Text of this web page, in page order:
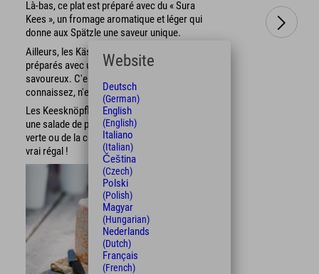
Là-bas, ce plat est préparé avec du « Sura
Kees », un fromage aromatique et léger qui
donne aux Spätzle une saveur unique.
Ailleurs, les Kässpätzle sont généralement
préparés avec un fromage de montagne doux et
savoureux. C'est sans doute ainsi que vous les
connaissez, n'est-ce pas ? 😉
Les Keesknöpfli sont généralement servis avec
une salade de pommes de terre, une salade
verte ou de la compote de pommes maison. Un
vrai régal !
Website
Deutsch
(German)
English
(English)
Italiano
(Italian)
Čeština
(Czech)
Polski
(Polish)
Magyar
(Hungarian)
Nederlands
(Dutch)
Français
(French)